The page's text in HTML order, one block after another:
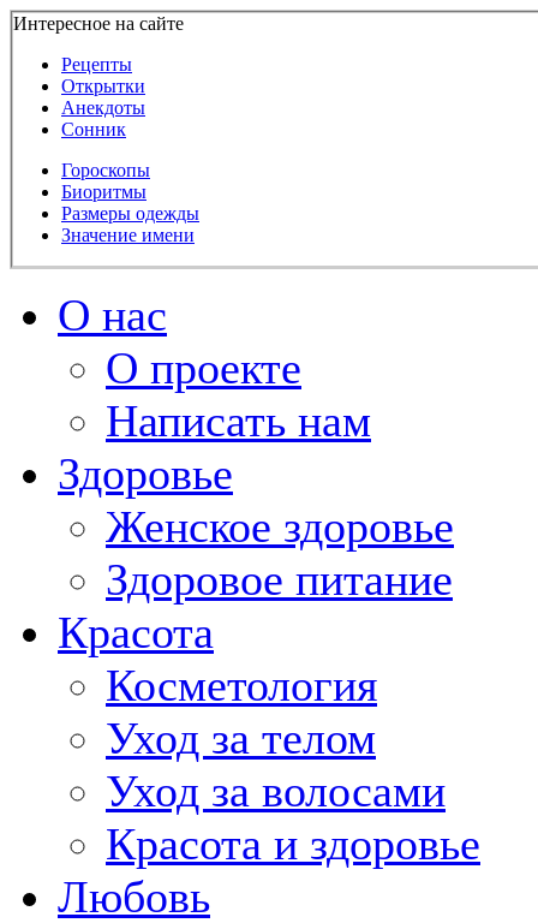
Интересное на сайте
Рецепты
Открытки
Анекдоты
Сонник
Гороскопы
Биоритмы
Размеры одежды
Значение имени
О нас
О проекте
Написать нам
Здоровье
Женское здоровье
Здоровое питание
Красота
Косметология
Уход за телом
Уход за волосами
Красота и здоровье
Любовь